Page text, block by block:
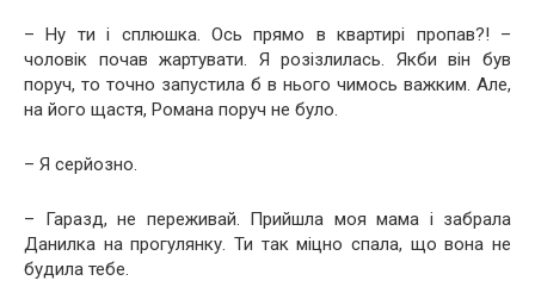
– Ну ти і сплюшка. Ось прямо в квартирі пропав?! –
чоловік почав жартувати. Я розізлилась. Якби він був
поруч, то точно запустила б в нього чимось важким. Але,
на його щастя, Романа поруч не було.
– Я серйозно.
– Гаразд, не переживай. Прийшла моя мама і забрала
Данилка на прогулянку. Ти так міцно спала, що вона не
будила тебе.